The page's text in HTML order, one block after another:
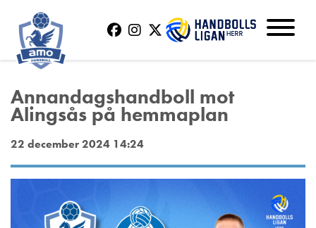
Annandagshandboll mot
Alingsås på hemmaplan
22 december 2024 14:24